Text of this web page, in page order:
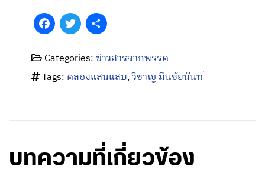
FacebookTwitter
Categories:ข่าวสารจากพรรค
Tags: คลองแสนแสบ,วิชาญ มีนชัยนันท์
บทความที่เกี่ยวข้อง